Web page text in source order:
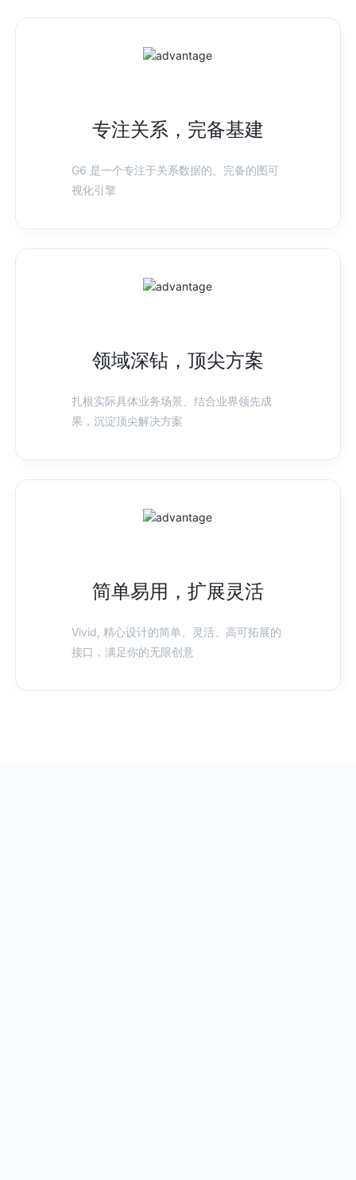
专注关系，完备基建
G6 是一个专注于关系数据的、完备的图可
视化引擎
领域深钻，顶尖方案
扎根实际具体业务场景、结合业界领先成
果，沉淀顶尖解决方案
简单易用，扩展灵活
Vivid, 精心设计的简单、灵活、高可拓展的
接口，满足你的无限创意